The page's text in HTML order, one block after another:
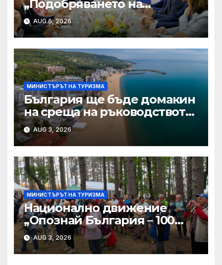
„Подобряването на
свързаността ще бъде
ключово за развитието на
туризма през следващата
година“
AUG 6, 2026
МИНИСТЪРЪТ НА ТУРИЗМА
България ще бъде домакин
на среща на ръководството
на един от най-големите
туроператори в света
AUG 3, 2026
МИНИСТЪРЪТ НА ТУРИЗМА
Национално движение
„Опознай България – 100
национални туристически
обекта“ отбеляза своята 60-
годишнина в Жеравна
AUG 3, 2026